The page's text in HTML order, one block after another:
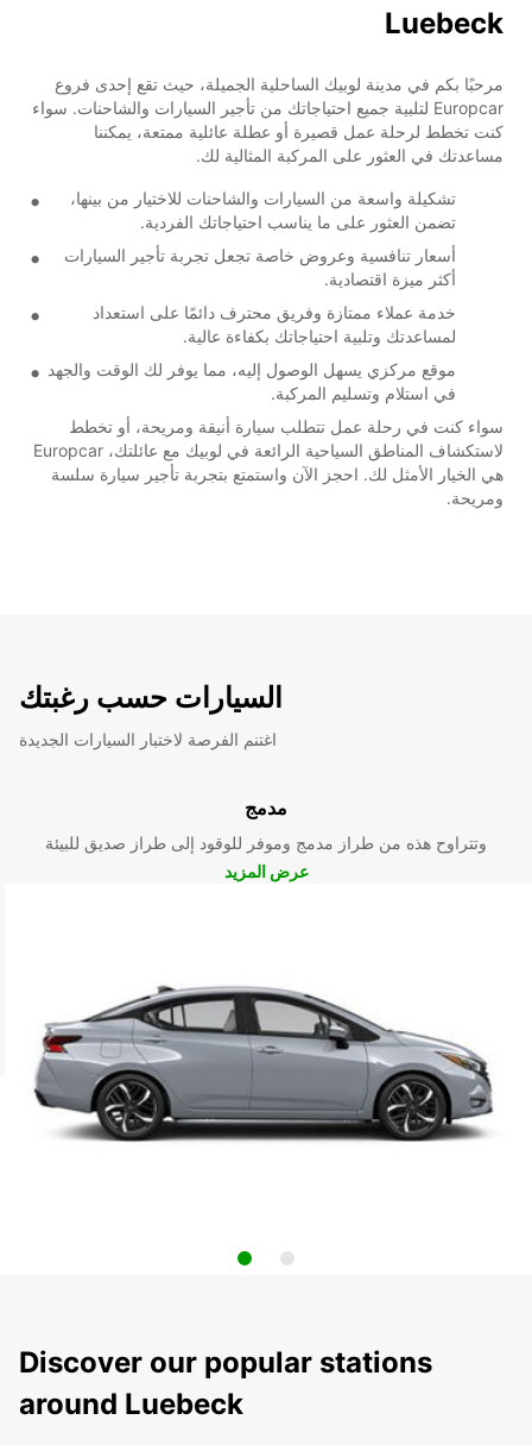
Luebeck
مرحبًا بكم في مدينة لوبيك الساحلية الجميلة، حيث تقع إحدى فروع
Europcar لتلبية جميع احتياجاتك من تأجير السيارات والشاحنات. سواء
كنت تخطط لرحلة عمل قصيرة أو عطلة عائلية ممتعة، يمكننا
مساعدتك في العثور على المركبة المثالية لك.
تشكيلة واسعة من السيارات والشاحنات للاختيار من بينها،
تضمن العثور على ما يناسب احتياجاتك الفردية.
أسعار تنافسية وعروض خاصة تجعل تجربة تأجير السيارات
أكثر ميزة اقتصادية.
خدمة عملاء ممتازة وفريق محترف دائمًا على استعداد
لمساعدتك وتلبية احتياجاتك بكفاءة عالية.
موقع مركزي يسهل الوصول إليه، مما يوفر لك الوقت والجهد
في استلام وتسليم المركبة.
سواء كنت في رحلة عمل تتطلب سيارة أنيقة ومريحة، أو تخطط
لاستكشاف المناطق السياحية الرائعة في لوبيك مع عائلتك، Europcar
هي الخيار الأمثل لك. احجز الآن واستمتع بتجربة تأجير سيارة سلسة
ومريحة.
السيارات حسب رغبتك
اغتنم الفرصة لاختبار السيارات الجديدة
مدمج
وتتراوح هذه من طراز مدمج وموفر للوقود إلى طراز صديق للبيئة
عرض المزيد
Discover our popular stations
around Luebeck